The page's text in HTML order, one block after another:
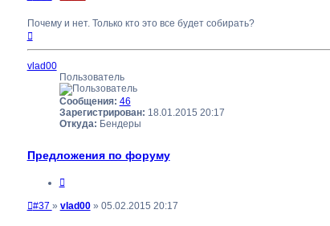
Почему и нет. Только кто это все будет собирать?
Вернуться
к
vlad00
Пользователь
Сообщения: 46
Зарегистрирован: 18.01.2015 20:17
Откуда: Бендеры
Предложения по форуму
Цитата
Непрочитанное
#37 » vlad00» 05.02.2015 20:17